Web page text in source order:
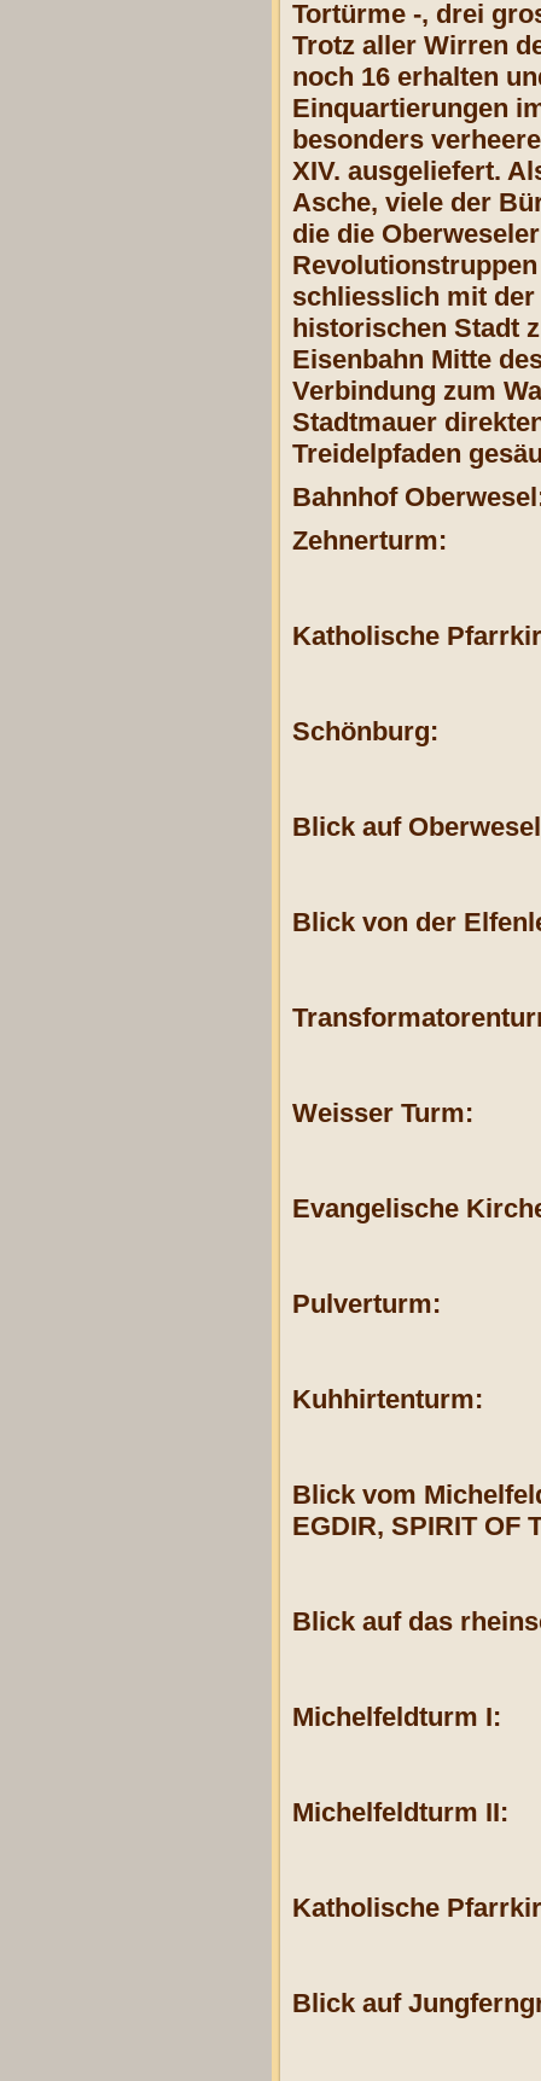
Tortürme -, drei
Trotz aller Wirren
noch 16 erhalten
Einquartierungen
besonders
XIV. ausgeliefert.
Asche, viele der
die die
schliesslich mit der
historischen Stadt
Eisenbahn Mitte
Verbindung zum
Stadtmauer
Treidelpfaden
Bahnhof
Zehnerturm:
Katholische
Schönburg:
Blick auf
Blick von der
Weisser Turm:
Evangelische
Pulverturm:
Kuhhirtenturm:
Blick vom
EGDIR, SPIRIT OF
Blick auf das
Michelfeldturm I:
Michelfeldturm II:
Katholische
Blick auf